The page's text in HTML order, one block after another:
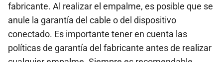
fabricante. Al realizar el empalme, es posible que se
anule la garantía del cable o del dispositivo
conectado. Es importante tener en cuenta las
políticas de garantía del fabricante antes de realizar